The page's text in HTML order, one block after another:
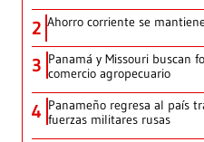
2 Ahorro corriente se
3 Panamá y Missouri buscan
comercio agropecuario
4 Panameño regresa al país
fuerzas militares rusas